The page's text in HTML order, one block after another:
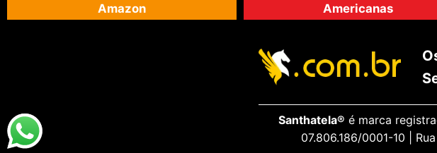
Amazon
Americanas
Santhatela® é marca
07.806.186/0001-10 |